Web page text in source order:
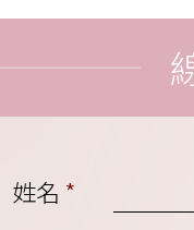
姓名 *